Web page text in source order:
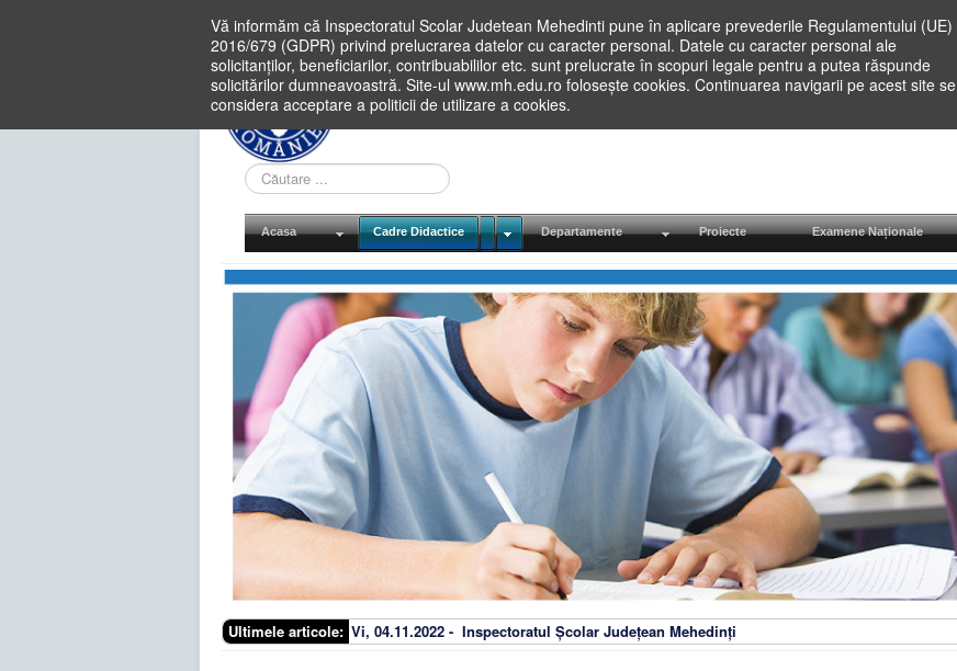
Vă informăm că Inspectoratul Scolar Judetean Mehedinti pune în aplicare prevederile Regulamentului (UE)
2016/679 (GDPR) privind prelucrarea datelor cu caracter personal. Datele cu caracter personal ale
solicitanților, beneficiarilor, contribuabililor etc. sunt prelucrate în scopuri legale pentru a putea răspunde
solicitărilor dumneavoastră. Site-ul www.mh.edu.ro folosește cookies. Continuarea navigarii pe acest site se
considera acceptare a politicii de utilizare a cookies.
Cauta
in
site
Acasa Cadre Didactice Departamente Proiecte Examene Naționale
Ultimele articole: Vi, 04.11.2022 - Inspectoratul Școlar Județean Mehedinți